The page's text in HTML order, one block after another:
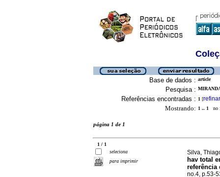
Base de dados : article
Pesquisa :
Referências encontradas : 1 [refinar
Mostrando: 1 .. 1 no
página 1 de 1
1 / 1
seleciona
para imprimir
Silva,
hav total
referência
no.4, p.53-